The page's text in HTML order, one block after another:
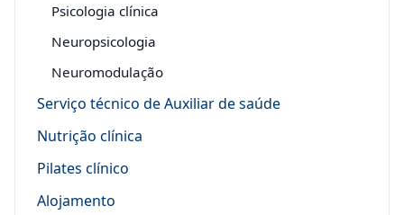
Psicologia clínica
Neuropsicologia
Neuromodulação
Serviço técnico de Auxiliar de saúde
Nutrição clínica
Pilates clínico
Alojamento